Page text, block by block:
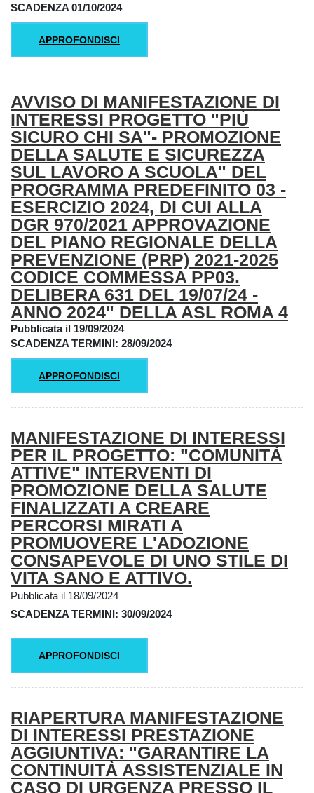
SCADENZA 01/10/2024
APPROFONDISCI
AVVISO DI MANIFESTAZIONE DI
INTERESSI PROGETTO "PIÙ
SICURO CHI SA"- PROMOZIONE
DELLA SALUTE E SICUREZZA
SUL LAVORO A SCUOLA" DEL
PROGRAMMA PREDEFINITO 03 -
ESERCIZIO 2024, DI CUI ALLA
DGR 970/2021 APPROVAZIONE
DEL PIANO REGIONALE DELLA
PREVENZIONE (PRP) 2021-2025
CODICE COMMESSA PP03.
DELIBERA 631 DEL 19/07/24 -
ANNO 2024" DELLA ASL ROMA 4
Pubblicata il 19/09/2024
SCADENZA TERMINI: 28/09/2024
APPROFONDISCI
MANIFESTAZIONE DI INTERESSI
PER IL PROGETTO: "COMUNITÀ
ATTIVE" INTERVENTI DI
PROMOZIONE DELLA SALUTE
FINALIZZATI A CREARE
PERCORSI MIRATI A
PROMUOVERE L'ADOZIONE
CONSAPEVOLE DI UNO STILE DI
VITA SANO E ATTIVO.
Pubblicata il 18/09/2024
SCADENZA TERMINI: 30/09/2024
APPROFONDISCI
RIAPERTURA MANIFESTAZIONE
DI INTERESSI PRESTAZIONE
AGGIUNTIVA: "GARANTIRE LA
CONTINUITÀ ASSISTENZIALE IN
CASO DI URGENZA PRESSO IL